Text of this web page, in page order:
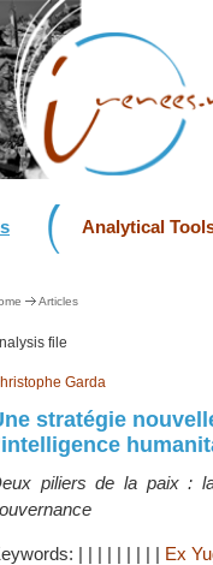
Analytical
Articles
file
Garda
stratégie
piliers de la paix :
| | | | | | | | | Ex